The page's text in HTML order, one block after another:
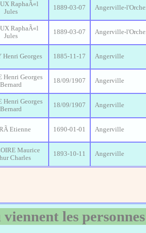
RaphaÃ«l
Jules
1889-03-07 Angerville-
RaphaÃ«l
Jules
1889-03-07 Angerville-
Henri Georges 1885-11-17 Angerville
Henri Georges
Bernard
18/09/1907 Angerville
Henri Georges
Bernard
18/09/1907 Angerville
Etienne 1690-01-01 Angerville
Maurice
Charles
1893-10-11 Angerville
les